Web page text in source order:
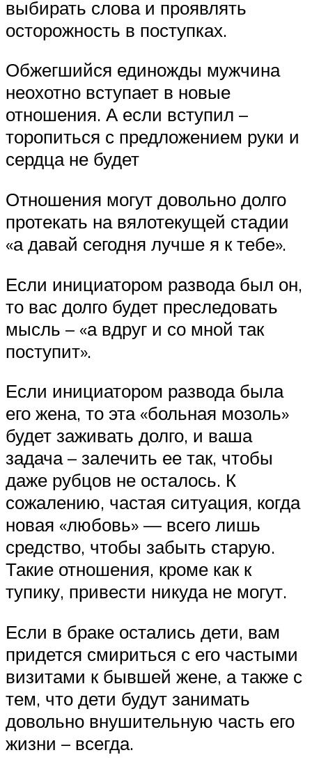
выбирать слова и проявлять
осторожность в поступках.
Обжегшийся единожды мужчина
неохотно вступает в новые
отношения. А если вступил –
торопиться с предложением руки и
сердца не будет
Отношения могут довольно долго
протекать на вялотекущей стадии
«а давай сегодня лучше я к тебе».
Если инициатором развода был он,
то вас долго будет преследовать
мысль – «а вдруг и со мной так
поступит».
Если инициатором развода была
его жена, то эта «больная мозоль»
будет заживать долго, и ваша
задача – залечить ее так, чтобы
даже рубцов не осталось. К
сожалению, частая ситуация, когда
новая «любовь» — всего лишь
средство, чтобы забыть старую.
Такие отношения, кроме как к
тупику, привести никуда не могут.
Если в браке остались дети, вам
придется смириться с его частыми
визитами к бывшей жене, а также с
тем, что дети будут занимать
довольно внушительную часть его
жизни – всегда.